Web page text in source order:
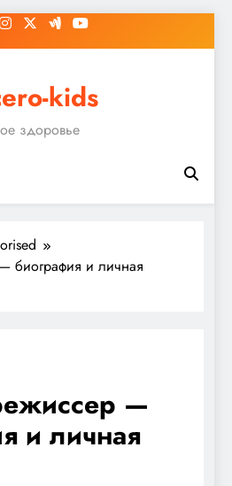
kids
здоровье
биография и личная
—
и личная